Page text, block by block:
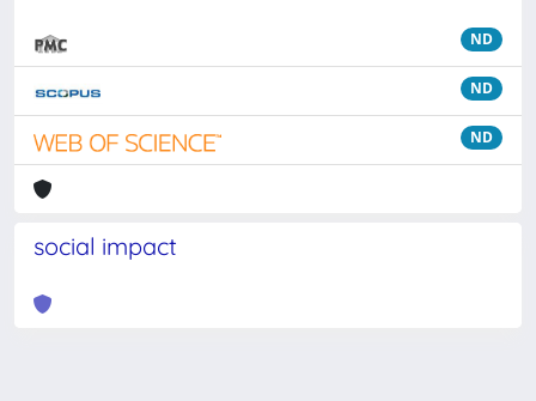
ND
ND
ND
social impact